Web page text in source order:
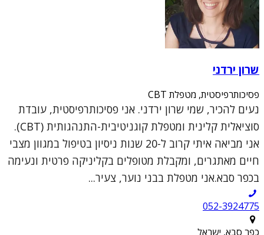
שרון ירדני
פסיכותרפיסטית, מטפלת CBT
נעים להכיר, שמי שרון ירדני. אני פסיכותרפיסטית, עובדת
סוציאלית קלינית ומטפלת קוגניטיבית-התנהגותית (CBT).
אני מביאה איתי קרוב ל-20 שנות ניסיון בטיפול במגוון מצבי
חיים מאתגרים, ומקבלת מטופלים בקליניקה פרטית ונעימה
בכפר סבא.אני מטפלת בבני נוער, צעיר...
052-3924775
כפר סבא, ישראל